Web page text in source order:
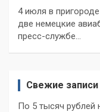
4 июля в
две немецкие
пресс-службе…
Свежие записи
По 5 тысяч рублей